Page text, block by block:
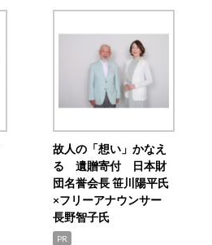
故人の「想い」かなえ
る 遺贈寄付 日本財
団名誉会長 笹川陽平氏
×フリーアナウンサー
長野智子氏
PR